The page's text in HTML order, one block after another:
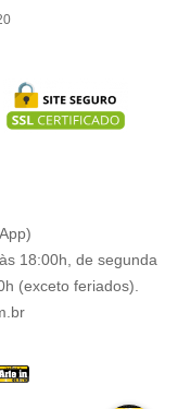
18:00h, de segunda
(exceto feriados).